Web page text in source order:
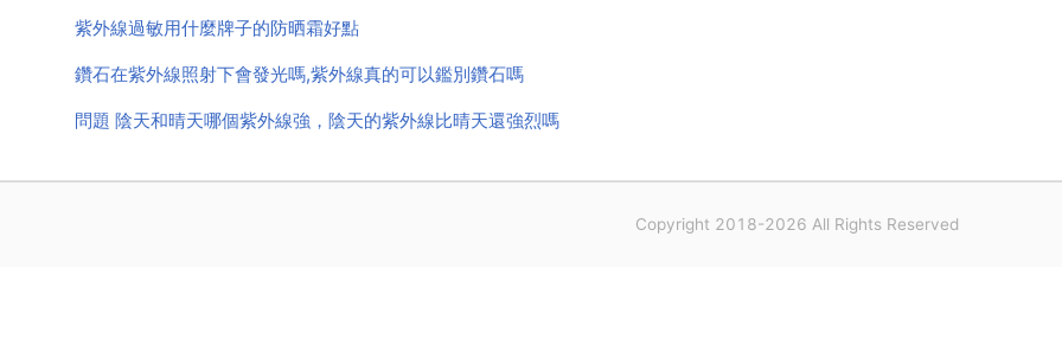
紫外線過敏用什麼牌子的防晒霜好點
鑽石在紫外線照射下會發光嗎,紫外線真的可以鑑別鑽石嗎
問題 陰天和晴天哪個紫外線強，陰天的紫外線比晴天還強烈嗎
Copyright 2018-2026 All Rights Reserved